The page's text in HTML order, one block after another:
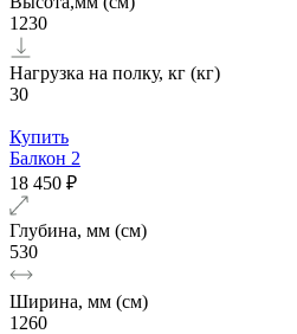
1230
Нагрузка на полку, кг (кг)
30
Купить
Балкон 2
18 450 ₽
Глубина, мм (см)
530
Ширина, мм (см)
1260